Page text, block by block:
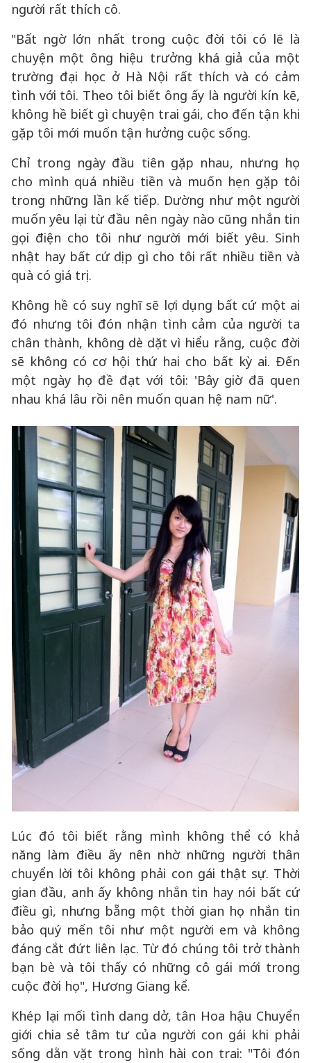
người rất thích cô.
"Bất ngờ lớn nhất trong cuộc đời tôi có lẽ là
chuyện một ông hiệu trưởng khá giả của một
trường đại học ở Hà Nội rất thích và có cảm
tình với tôi. Theo tôi biết ông ấy là người kín kẽ,
không hề biết gì chuyện trai gái, cho đến tận khi
gặp tôi mới muốn tận hưởng cuộc sống.
Chỉ trong ngày đầu tiên gặp nhau, nhưng họ
cho mình quá nhiều tiền và muốn hẹn gặp tôi
trong những lần kế tiếp. Dường như một người
muốn yêu lại từ đầu nên ngày nào cũng nhắn tin
gọi điện cho tôi như người mới biết yêu. Sinh
nhật hay bất cứ dịp gì cho tôi rất nhiều tiền và
quà có giá trị.
Không hề có suy nghĩ sẽ lợi dụng bất cứ một ai
đó nhưng tôi đón nhận tình cảm của người ta
chân thành, không dè dặt vì hiểu rằng, cuộc đời
sẽ không có cơ hội thứ hai cho bất kỳ ai. Đến
một ngày họ đề đạt với tôi: 'Bây giờ đã quen
nhau khá lâu rồi nên muốn quan hệ nam nữ'.
Lúc đó tôi biết rằng mình không thể có khả
năng làm điều ấy nên nhờ những người thân
chuyển lời tôi không phải con gái thật sự. Thời
gian đầu, anh ấy không nhắn tin hay nói bất cứ
điều gì, nhưng bẵng một thời gian họ nhắn tin
bảo quý mến tôi như một người em và không
đáng cắt đứt liên lạc. Từ đó chúng tôi trở thành
bạn bè và tôi thấy có những cô gái mới trong
cuộc đời họ", Hương Giang kể.
Khép lại mối tình dang dở, tân Hoa hậu Chuyển
giới chia sẻ tâm tư của người con gái khi phải
sống dằn vặt trong hình hài con trai: "Tôi đón